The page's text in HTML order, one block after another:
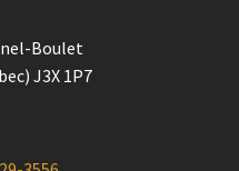
Boulet
J3X 1P7